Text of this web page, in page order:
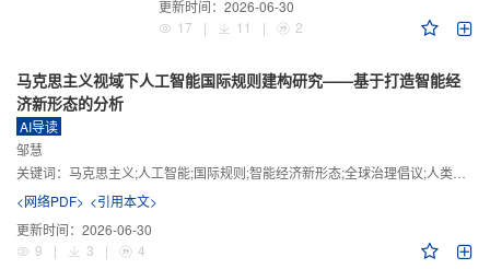
更新时间： 2026-06-30
17
| 11 | 2
马克思主义视域下人工智能国际规则建构研究——基于打造智能经
济新形态的分析
AI导读
邹慧
关键词： 马克思主义;人工智能;国际规则;智能经济新形态;全球治理倡议;人类命运共同体
<网络PDF> <引用本文>
更新时间： 2026-06-30
9
| 3 | 4